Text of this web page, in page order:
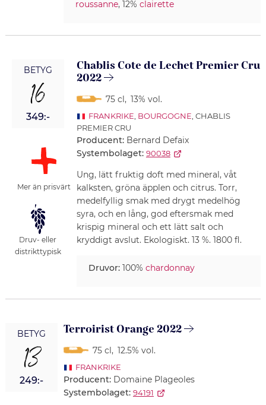
roussanne, 12% clairette
BETYG
16
349:-
Mer än prisvärt
Druv- eller
distrikttypisk
Chablis Cote de Lechet Premier Cru
2022
75 cl, 13% vol.
FRANKRIKE BOURGOGNE , CHABLIS
PREMIER CRU
Producent: Bernard Defaix
Systembolaget: 90038
Ung, lätt fruktig doft med mineral, våt
kalksten, gröna äpplen och citrus. Torr,
medelfyllig smak med drygt medelhög
syra, och en lång, god eftersmak med
krispig mineral och ett lätt salt och
kryddigt avslut. Ekologiskt. 13 %. 1800 fl.
Druvor:100% chardonnay
BETYG
13
249:-
Terroirist Orange 2022
75 cl, 12.5% vol.
FRANKRIKE
Producent: Domaine Plageoles
Systembolaget: 94191